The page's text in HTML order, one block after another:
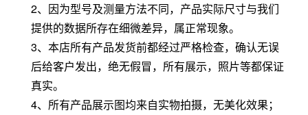
2、因为型号及测量方法不同，产品实际尺寸与我们
提供的数据所存在细微差异，属正常现象。
3、本店所有产品发货前都经过严格检查，确认无误
后给客户发出，绝无假冒，所有展示，照片等都保证
真实。
4、所有产品展示图均来自实物拍摄，无美化效果；